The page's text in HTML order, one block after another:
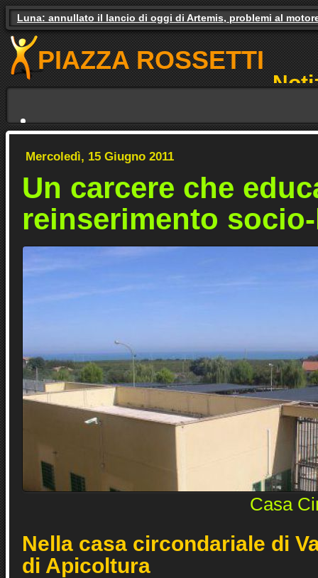
Luna: annullato il lancio di oggi di Artemis, problemi al
Gas e luce, il governo studia gli aiuti. Il pressing dei partiti
PIAZZA ROSSETTI
Mercoledì, 15 Giugno 2011
Un carcere che
reinserimento
Casa
Nella casa circondariale di
di Apicoltura